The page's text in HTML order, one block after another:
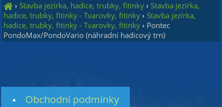
› Stavba jezírka, hadice, trubky, fitinky › Stavba jezírka,
hadice, trubky, fitinky - Tvarovky, fitinky › Stavba jezírka,
hadice, trubky, fitinky - Tvarovky, fitinky › Pontec
PondoMax/PondoVario (náhradní hadicový trn)
Obchodní podmínky